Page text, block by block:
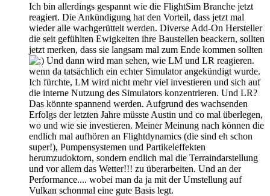
Ich bin allerdings gespannt wie die FlightSim Branche jetzt
reagiert. Die Ankündigung hat den Vorteil, dass jetzt mal
wieder alle wachgerüttelt werden. Diverse Add-On Hersteller
die seit gefühlten Ewigkeiten ihre Baustellen beackern, sollten
jetzt merken, dass sie langsam mal zum Ende kommen sollten
Und dann wird man sehen, wie LM und LR reagieren.
wenn da tatsächlich ein echter Simulator angekündigt wurde.
Ich fürchte, LM wird nicht mehr viel investieren und sich auf
die interne Nutzung des Simulators konzentrieren. Und LR?
Das könnte spannend werden. Aufgrund des wachsenden
Erfolgs der letzten Jahre müsste Austin und co mal überlegen,
wo und wie sie investieren. Meiner Meinung nach können die
endlich mal aufhören an Flightdynamics (die sind eh schon
super!), Pumpensystemen und Partikeleffekten
herumzudoktorn, sondern endlich mal die Terraindarstellung
und vor allem das Wetter!!! zu überarbeiten. Und an der
Performance.... wobei man da ja mit der Umstellung auf
Vulkan schonmal eine gute Basis legt.